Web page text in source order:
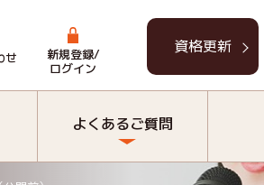
せ
新規登録/
ログイン
資格更新
よくあるご質問